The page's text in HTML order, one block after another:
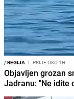
/REGIJA I PRIJE OKO 1H
Objavljen grozan
Jadranu: "Ne idite